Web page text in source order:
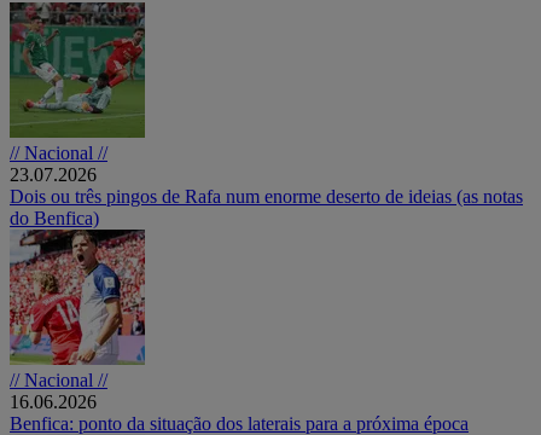
// Nacional //
23.07.2026
Dois ou três pingos de Rafa num enorme deserto de ideias (as notas
do Benfica)
// Nacional //
16.06.2026
Benfica: ponto da situação dos laterais para a próxima época